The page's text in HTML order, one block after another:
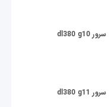
سرور dl380 g10
سرور dl380 g11